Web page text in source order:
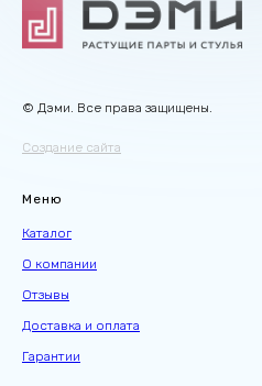
© Дэми. Все права защищены.
Создание сайта
Меню
Каталог
О компании
Отзывы
Доставка и оплата
Гарантии